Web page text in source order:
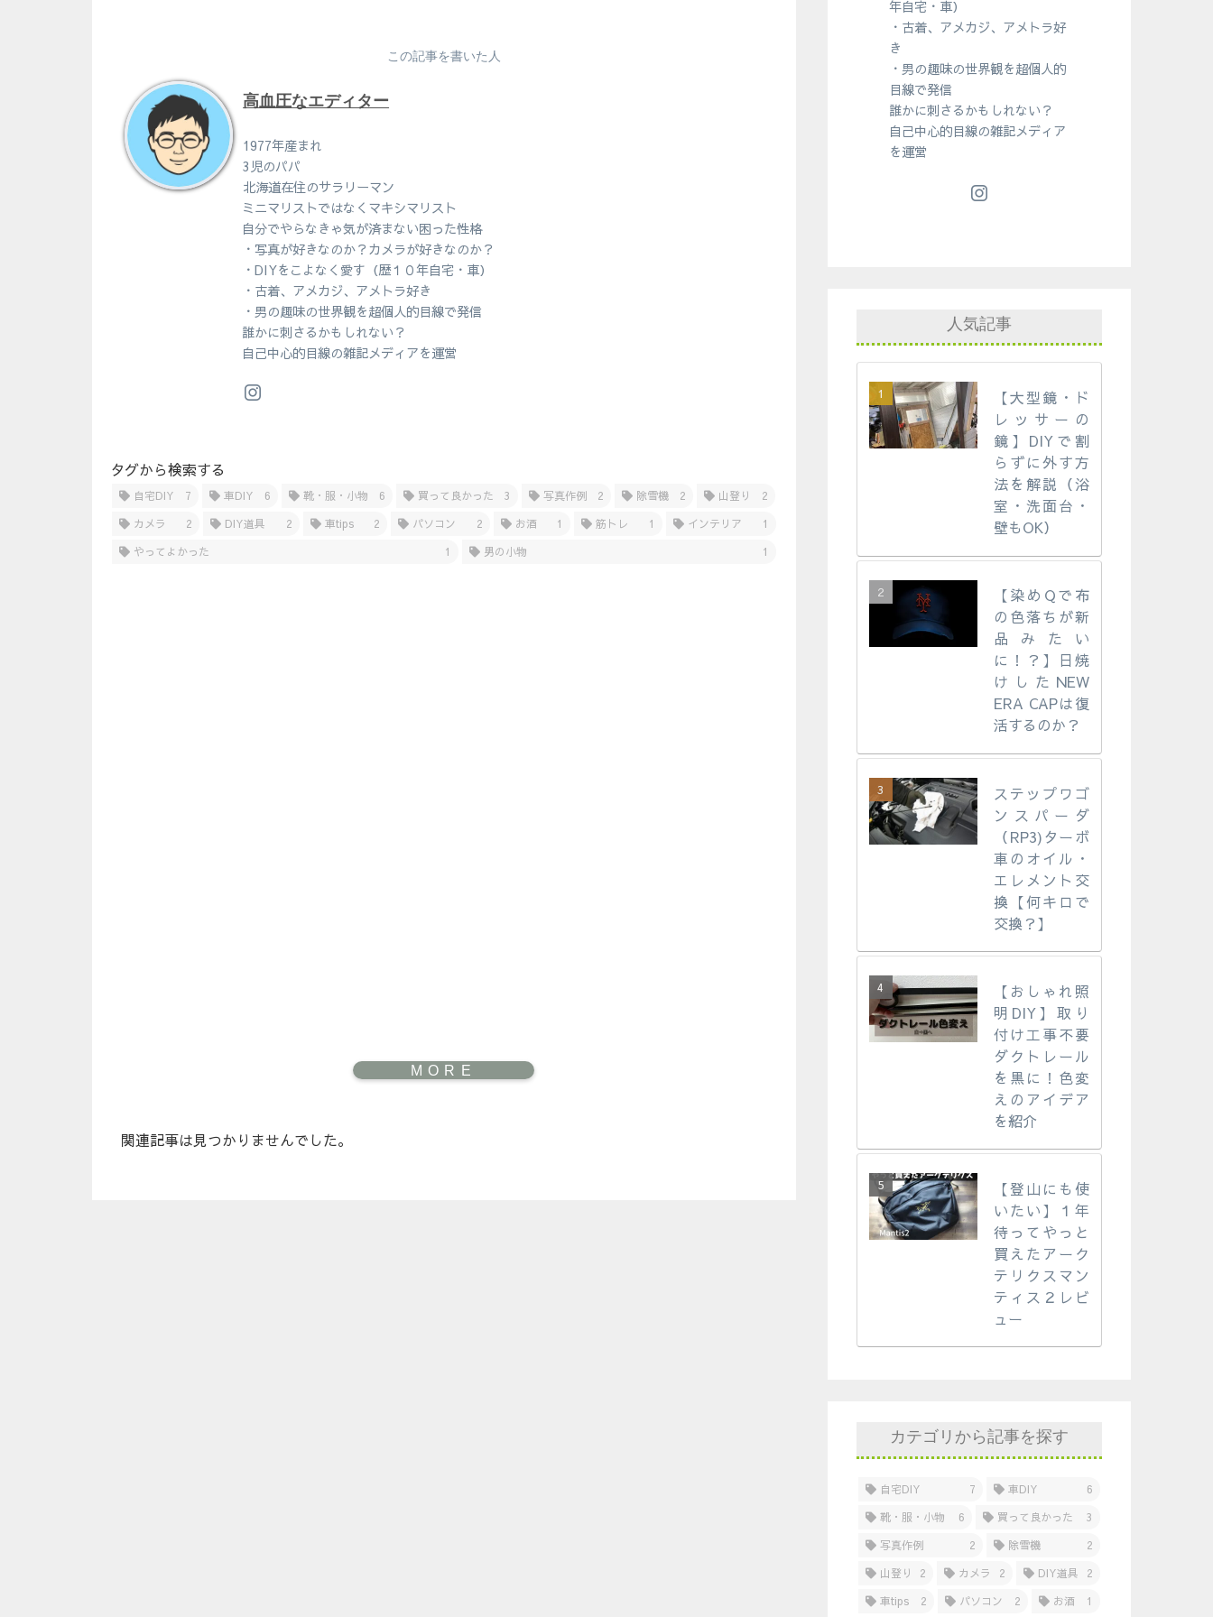
この記事を書いた人
高血圧なエディター
1977年産まれ
3児のパパ
北海道在住のサラリーマン
ミニマリストではなくマキシマリスト
自分でやらなきゃ気が済まない困った性格
・写真が好きなのか？カメラが好きなのか？
・DIYをこよなく愛す（歴１０年自宅・車）
・古着、アメカジ、アメトラ好き
・男の趣味の世界観を超個人的目線で発信
誰かに刺さるかもしれない？
自己中心的目線の雑記メディアを運営
タグから検索する
自宅DIY 7 車DIY 6 靴・服・小物 6 買って良かった 3 写真作例 2 除雪機 2 山登り
2
カメラ
2 DIY道具 2 車tips 2 パソコン 2 お酒 1 筋トレ 1 インテリア
1
やってよかった
1 男の小物 1
関連記事は見つかりませんでした。
年自宅・車）
・古着、アメカジ、アメトラ好
き
・男の趣味の世界観を超個人的
目線で発信
誰かに刺さるかもしれない？
自己中心的目線の雑記メディア
を運営
人気記事
【大型鏡・ド
レッサーの
鏡】DIYで割
らずに外す方
法を解説（浴
室・洗面台・
壁もOK）
【染めQで布
の色落ちが新
品みたい
に！？】日焼
けしたNEW
ERA CAPは復
活するのか？
ステップワゴ
ンスパーダ
（RP3)ターボ
車のオイル・
エレメント交
換【何キロで
交換？】
【おしゃれ照
明DIY】取り
付け工事不要
ダクトレール
を黒に！色変
えのアイデア
を紹介
【登山にも使
いたい】１年
待ってやっと
買えたアーク
テリクスマン
ティス２レビ
ュー
カテゴリから記事を探す
自宅DIY 7 車DIY
6
靴・服・小物
6 買って良かった
3
写真作例
2 除雪機
2
山登り
2 カメラ 2 DIY道具
2
車tips
2 パソコン 2 お酒 1